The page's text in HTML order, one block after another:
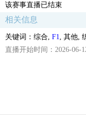
该赛事直播已结束
相关信息
关键词：综合, F1
, 其他,
直播开始时间：2026-06-